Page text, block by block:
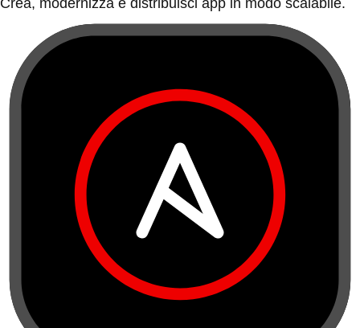
Crea, modernizza e distribuisci app in modo scalabile.